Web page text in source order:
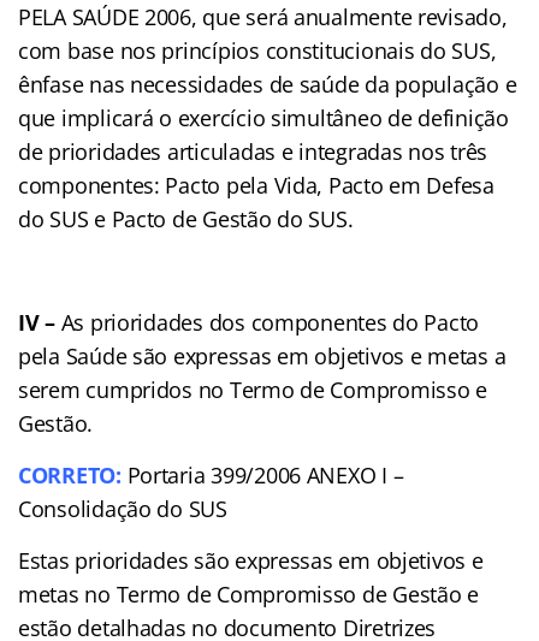
PELA SAÚDE 2006, que será anualmente revisado,
com base nos princípios constitucionais do SUS,
ênfase nas necessidades de saúde da população e
que implicará o exercício simultâneo de definição
de prioridades articuladas e integradas nos três
componentes: Pacto pela Vida, Pacto em Defesa
do SUS e Pacto de Gestão do SUS.
IV –As prioridades dos componentes do Pacto
pela Saúde são expressas em objetivos e metas a
serem cumpridos no Termo de Compromisso e
Gestão.
CORRETO: Portaria 399/2006 ANEXO I –
Consolidação do SUS
Estas prioridades são expressas em objetivos e
metas no Termo de Compromisso de Gestão e
estão detalhadas no documento Diretrizes